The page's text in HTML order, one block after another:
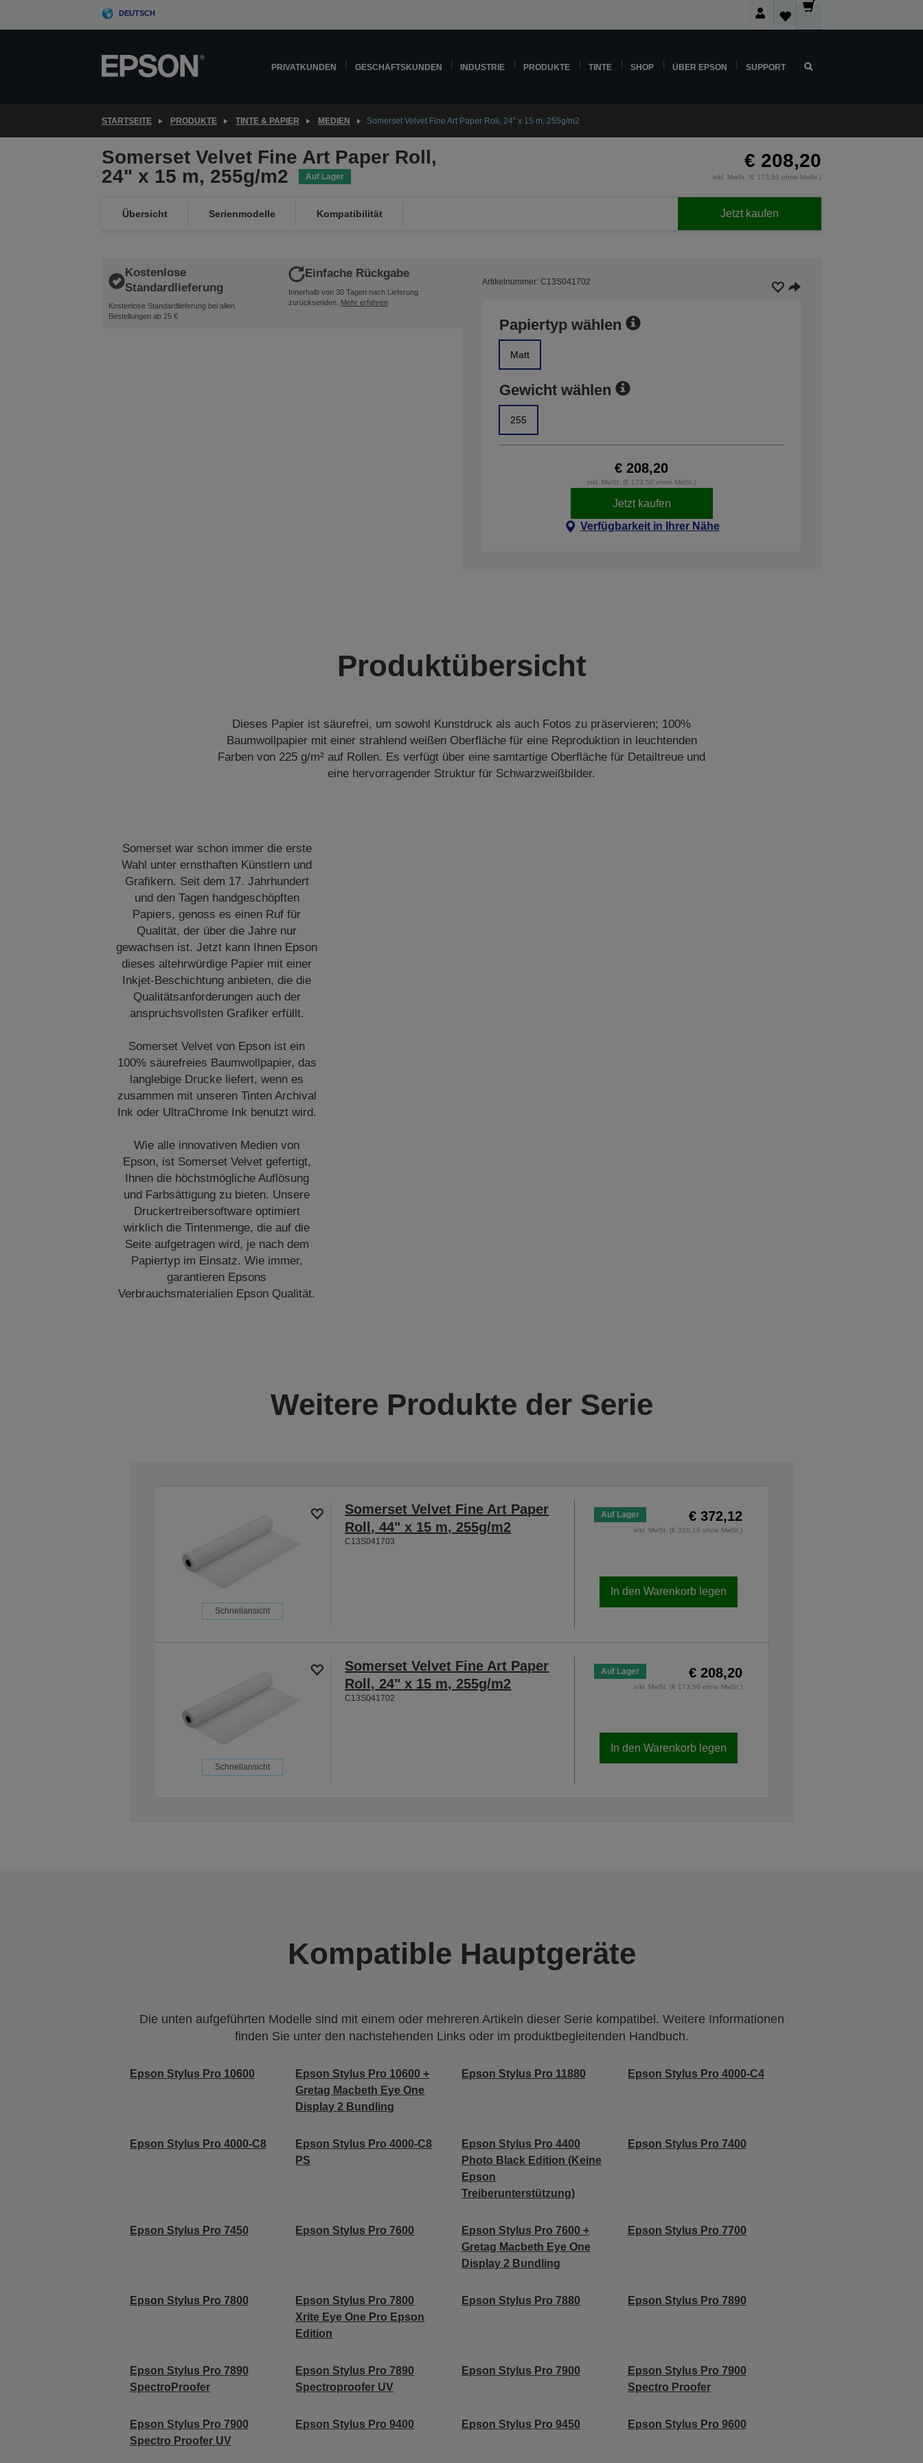
DEUTSCH
PRIVATKUNDEN GESCHÄFTSKUNDEN INDUSTRIE PRODUKTE TINTE SHOP ÜBER EPSON SUPPORT
STARTSEITE PRODUKTE TINTE & PAPIER MEDIEN Somerset Velvet Fine Art Paper Roll, 24" x 15 m, 255g/m2
Somerset Velvet Fine Art Paper Roll,
24" x 15 m, 255g/m2
Auf Lager
€ 208,20
inkl. MwSt. (€ 173,50 ohne MwSt.)
Übersicht Serienmodelle Kompatibilität Jetzt kaufen
Kostenlose
Standardlieferung
Kostenlose Standardlieferung bei allen
Bestellungen ab 25 €
Einfache Rückgabe
Innerhalb von 30 Tagen nach Lieferung
zurücksenden. Mehr erfahren
Artikelnummer: C13S041702
Papiertyp wählen
Matt
Gewicht wählen
255
€ 208,20
inkl. MwSt. (€ 173,50 ohne MwSt.)
Jetzt kaufen
Verfügbarkeit in Ihrer Nähe
Produktübersicht
Dieses Papier ist säurefrei, um sowohl Kunstdruck als auch Fotos zu präservieren; 100%
Baumwollpapier mit einer strahlend weißen Oberfläche für eine Reproduktion in leuchtenden
Farben von 225 g/m² auf Rollen. Es verfügt über eine samtartige Oberfläche für Detailtreue und
eine hervorragender Struktur für Schwarzweißbilder.
Somerset war schon immer die erste
Wahl unter ernsthaften Künstlern und
Grafikern. Seit dem 17. Jahrhundert
und den Tagen handgeschöpften
Papiers, genoss es einen Ruf für
Qualität, der über die Jahre nur
gewachsen ist. Jetzt kann Ihnen Epson
dieses altehrwürdige Papier mit einer
Inkjet-Beschichtung anbieten, die die
Qualitätsanforderungen auch der
anspruchsvollsten Grafiker erfüllt.
Somerset Velvet von Epson ist ein
100% säurefreies Baumwollpapier, das
langlebige Drucke liefert, wenn es
zusammen mit unseren Tinten Archival
Ink oder UltraChrome Ink benutzt wird.
Wie alle innovativen Medien von
Epson, ist Somerset Velvet gefertigt,
Ihnen die höchstmögliche Auflösung
und Farbsättigung zu bieten. Unsere
Druckertreibersoftware optimiert
wirklich die Tintenmenge, die auf die
Seite aufgetragen wird, je nach dem
Papiertyp im Einsatz. Wie immer,
garantieren Epsons
Verbrauchsmaterialien Epson Qualität.
Weitere Produkte der Serie
Schnellansicht
Somerset Velvet Fine Art Paper
Roll, 44" x 15 m, 255g/m2
C13S041703
Auf Lager € 372,12
inkl. MwSt. (€ 310,10 ohne MwSt.)
In den Warenkorb legen
Schnellansicht
Somerset Velvet Fine Art Paper
Roll, 24" x 15 m, 255g/m2
C13S041702
Auf Lager € 208,20
inkl. MwSt. (€ 173,50 ohne MwSt.)
In den Warenkorb legen
Kompatible Hauptgeräte
Die unten aufgeführten Modelle sind mit einem oder mehreren Artikeln dieser Serie kompatibel. Weitere Informationen
finden Sie unter den nachstehenden Links oder im produktbegleitenden Handbuch.
Epson Stylus Pro 10600
Epson Stylus Pro 10600 +
Gretag Macbeth Eye One
Display 2 Bundling
Epson Stylus Pro 11880 Epson Stylus Pro 4000-C4
Epson Stylus Pro 4000-C8
Epson Stylus Pro 4000-C8
PS
Epson Stylus Pro 4400
Photo Black Edition (Keine
Epson
Treiberunterstützung)
Epson Stylus Pro 7400
Epson Stylus Pro 7450 Epson Stylus Pro 7600
Epson Stylus Pro 7600 +
Gretag Macbeth Eye One
Display 2 Bundling
Epson Stylus Pro 7700
Epson Stylus Pro 7800
Epson Stylus Pro 7800
Xrite Eye One Pro Epson
Edition
Epson Stylus Pro 7880 Epson Stylus Pro 7890
Epson Stylus Pro 7890
SpectroProofer
Epson Stylus Pro 7890
Spectroproofer UV
Epson Stylus Pro 7900
Epson Stylus Pro 7900
Spectro Proofer
Epson Stylus Pro 7900
Spectro Proofer UV
Epson Stylus Pro 9400 Epson Stylus Pro 9450 Epson Stylus Pro 9600